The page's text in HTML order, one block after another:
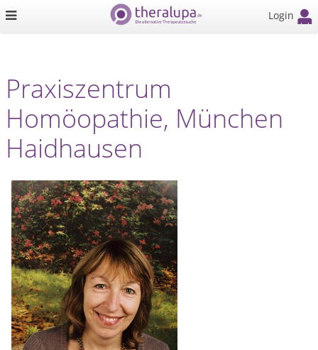
Login
Praxiszentrum
Homöopathie, München
Haidhausen